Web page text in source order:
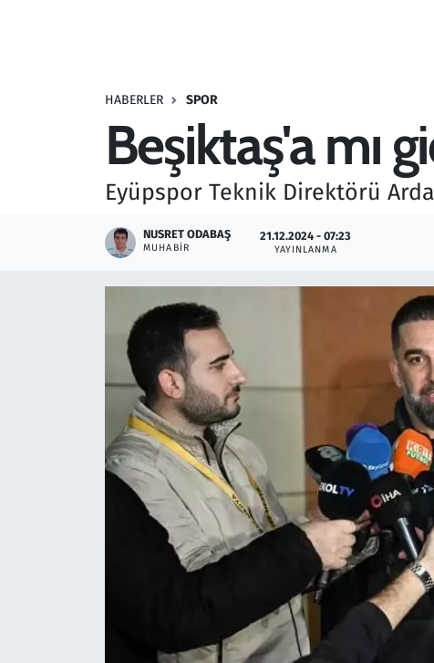
HABERLER SPOR
Beşiktaş'a mı
Eyüpspor Teknik Direktörü
NUSRET ODABAŞ
MUHABIR
21.12.2024 - 07:23
YAYINLANMA
Savunma Sanayi
Seçim 2023
Teknoloji ve Bilim